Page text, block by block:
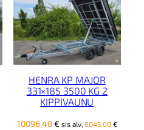
HENRA KP MAJOR
331×185 3500 KG 2
KIPPIVAUNU
10096,48€ sis alv,8045,00 €